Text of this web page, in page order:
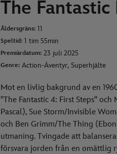
The Fantastic
Åldersgräns: 11
Speltid: 1 tim 55min
Premiärdatum: 23 juli 2025
Genre: Action-Äventyr, Superhjälte
Mot en livlig bakgrund av en
"The Fantastic 4: First Steps"
Pascal), Sue Storm/Invisible
och Ben Grimm/The Thing
utmaning. Tvingade att
försvara jorden från en omättlig